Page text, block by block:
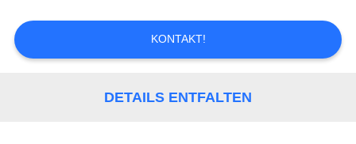
VERBINDUNG
FORDERN
KONTAKT!
DETAILS ENTFALTEN